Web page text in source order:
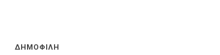
ΔΗΜΟΦΙΛΗ